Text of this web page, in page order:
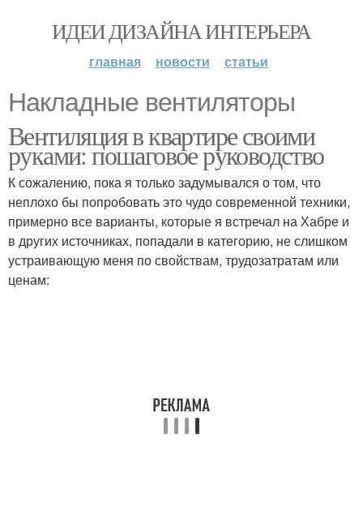
ИДЕИ ДИЗАЙНА ИНТЕРЬЕРА
главная новости статьи
Накладные вентиляторы
Вентиляция в квартире своими
руками: пошаговое руководство
К сожалению, пока я только задумывался о том, что
неплохо бы попробовать это чудо современной техники,
примерно все варианты, которые я встречал на Хабре и
в других источниках, попадали в категорию, не слишком
устраивающую меня по свойствам, трудозатратам или
ценам: